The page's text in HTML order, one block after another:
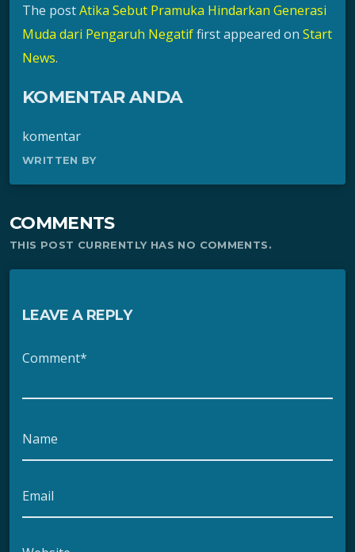
The postAtika Sebut Pramuka Hindarkan Generasi
Muda dari Pengaruh Negatiffirst appeared on Start
News.
KOMENTAR ANDA
komentar
WRITTEN BY
COMMENTS
THIS POST CURRENTLY HAS NO COMMENTS.
LEAVE A REPLY
Comment*
Name
Email